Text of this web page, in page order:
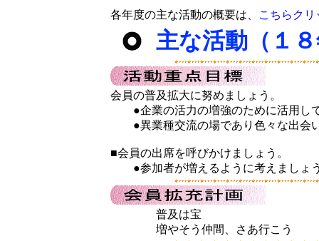
各年度の主な活動の概要は、 こちらクリ
主な活動（１
会員の普及拡大に努めましょう。
●企業の活力の増強のために活用し
●異業種交流の場であり色々な
■会員の出席を呼びかけましょう。
●参加者が増えるように考えましょ
普及は宝
増やそう仲間、さあ行こう